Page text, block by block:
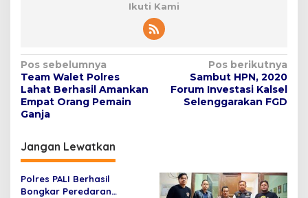
Ikuti Kami
N
a
v
g
a
s
Pos sebelumnya
Team Walet Polres
Lahat Berhasil Amankan
Empat Orang Pemain
Ganja
Pos berikutnya
Sambut HPN, 2020
Forum Investasi Kalsel
Selenggarakan FGD
Jangan Lewatkan
Polres PALI Berhasil
Bongkar Peredaran